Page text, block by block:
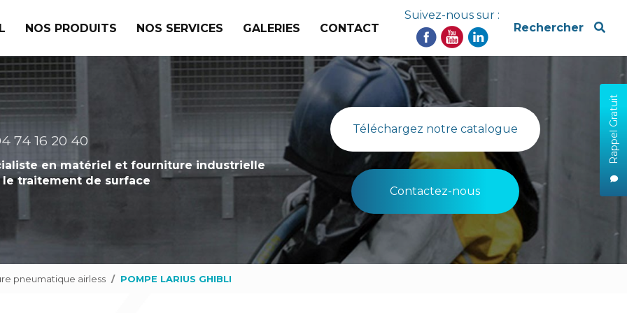
x
Rappel Gratuit
NOS PRODUITS NOS SERVICES GALERIES CONTACT
Suivez-nous sur :
Rechercher
74 16 20 40
en matériel et fourniture industrielle
le traitement de surface
Téléchargez notre catalogue
Contactez-nous
pneumatique airless POMPE LARIUS GHIBLI